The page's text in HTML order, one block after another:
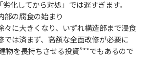
化してから対処」では遅すぎます。
の腐食の始まり
に大きくなり、いずれ構造部まで浸食
は済まず、高額な全面改修が必要に
物を長持ちさせる投資”**でもあるので